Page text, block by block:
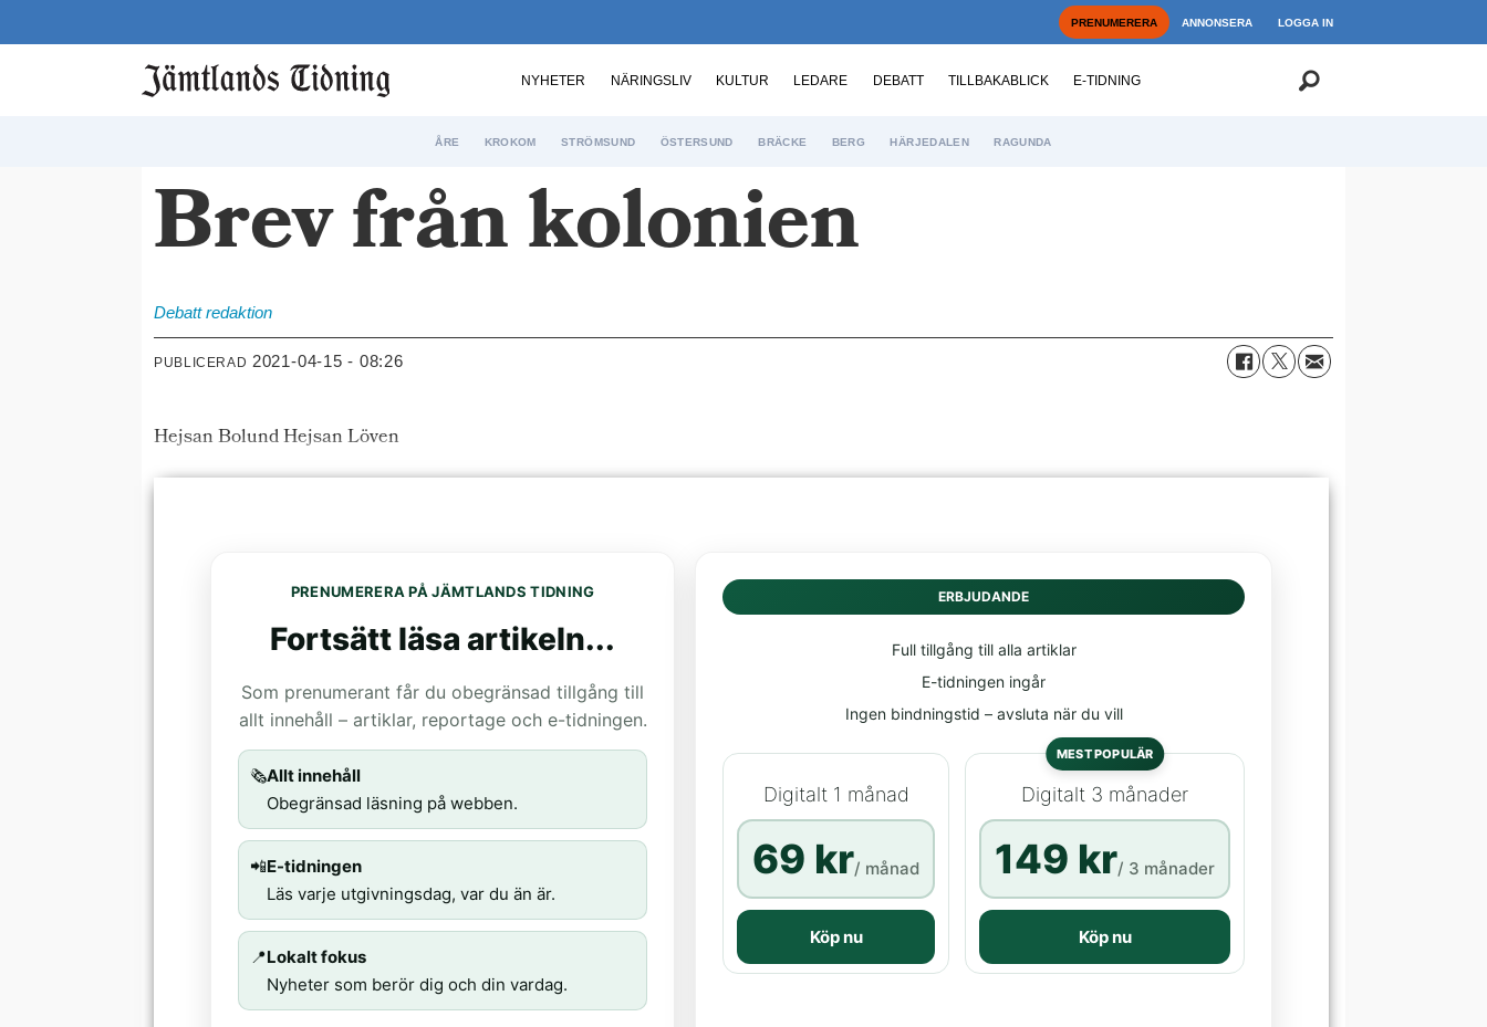
PRENUMERERA ANNONSERA LOGGA IN
NYHETER NÄRINGSLIV KULTUR LEDARE DEBATT TILLBAKABLICK E-TIDNING
ÅRE KROKOM STRÖMSUND ÖSTERSUND BRÄCKE BERG HÄRJEDALEN RAGUNDA
Brev från kolonien
Debatt redaktion
PUBLICERAD 2021-04-15 - 08:26
Hejsan Bolund Hejsan Löven
PRENUMERERA PÅ JÄMTLANDS TIDNING
Fortsätt läsa artikeln...
Som prenumerant får du obegränsad tillgång till
allt innehåll – artiklar, reportage och e-tidningen.
🗞️Allt innehåll
Obegränsad läsning på webben.
📲E-tidningen
Läs varje utgivningsdag, var du än är.
📍Lokalt fokus
Nyheter som berör dig och din vardag.
ERBJUDANDE
Full tillgång till alla artiklar
E-tidningen ingår
Ingen bindningstid – avsluta när du vill
Digitalt 1 månad
69 kr/ månad
Köp nu
MEST POPULÄR
Digitalt 3 månader
149 kr/ 3 månader
Köp nu